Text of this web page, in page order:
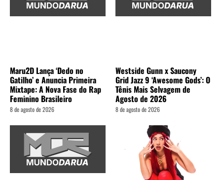
Maru2D Lança ‘Dedo no
Gatilho’ e Anuncia Primeira
Mixtape: A Nova Fase do Rap
Feminino Brasileiro
8 de agosto de 2026
Westside Gunn x Saucony
Grid Jazz 9 ‘Awesome Gods’: O
Tênis Mais Selvagem de
Agosto de 2026
8 de agosto de 2026